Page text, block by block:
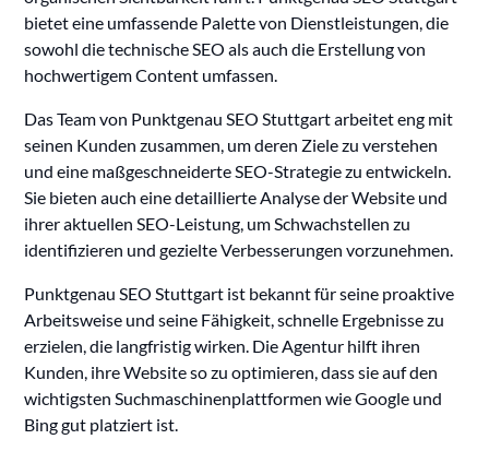
bietet eine umfassende Palette von Dienstleistungen, die
sowohl die technische SEO als auch die Erstellung von
hochwertigem Content umfassen.
Das Team von Punktgenau SEO Stuttgart arbeitet eng mit
seinen Kunden zusammen, um deren Ziele zu verstehen
und eine maßgeschneiderte SEO-Strategie zu entwickeln.
Sie bieten auch eine detaillierte Analyse der Website und
ihrer aktuellen SEO-Leistung, um Schwachstellen zu
identifizieren und gezielte Verbesserungen vorzunehmen.
Punktgenau SEO Stuttgart ist bekannt für seine proaktive
Arbeitsweise und seine Fähigkeit, schnelle Ergebnisse zu
erzielen, die langfristig wirken. Die Agentur hilft ihren
Kunden, ihre Website so zu optimieren, dass sie auf den
wichtigsten Suchmaschinenplattformen wie Google und
Bing gut platziert ist.